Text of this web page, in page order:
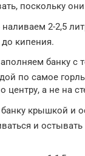
поскольку
2-2,5
кипения.
банку с
по самое
центру, а не на
крышкой и
и